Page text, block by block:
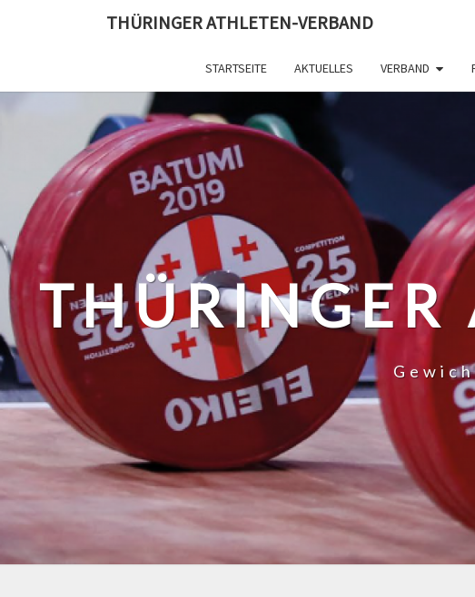
THÜRINGER ATHLETEN-VERBAND
STARTSEITE AKTUELLES VERBAND
THÜRINGER